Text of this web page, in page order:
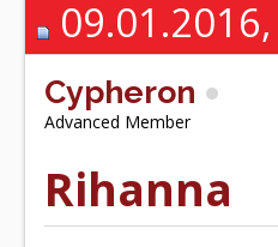
Cypheron
Advanced Member
Rihanna